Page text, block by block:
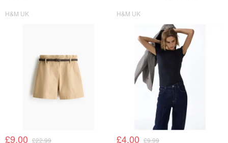
H&M UK H&M UK
£9.00 £22.99 £4.00 £9.99